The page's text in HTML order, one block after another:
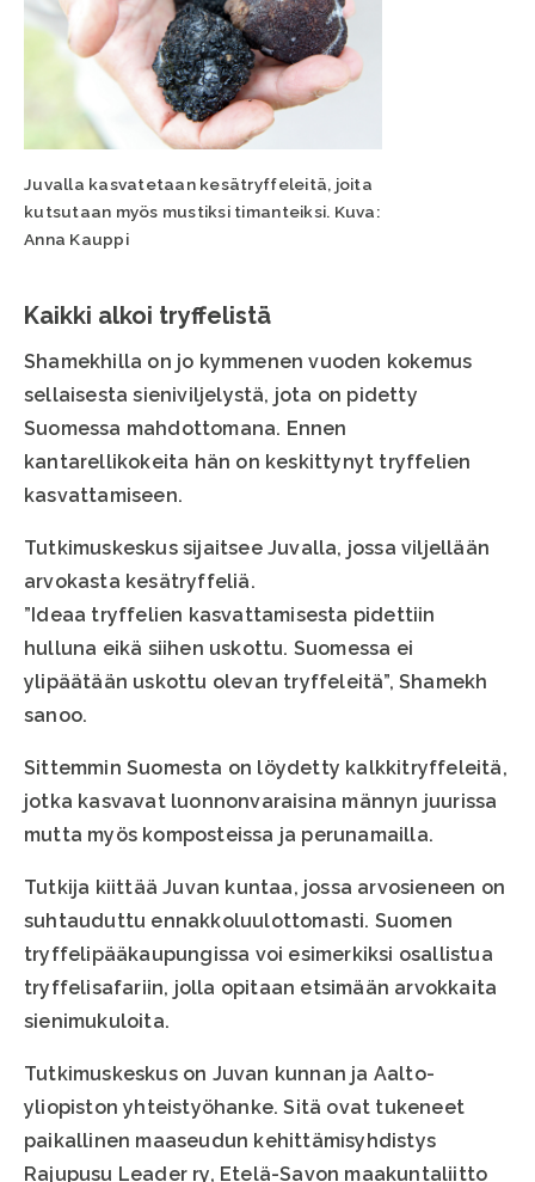
Juvalla kasvatetaan kesätryffeleitä, joita
kutsutaan myös mustiksi timanteiksi. Kuva:
Anna Kauppi
Kaikki alkoi tryffelistä
Shamekhilla on jo kymmenen vuoden kokemus
sellaisesta sieniviljelystä, jota on pidetty
Suomessa mahdottomana. Ennen
kantarellikokeita hän on keskittynyt tryffelien
kasvattamiseen.
Tutkimuskeskus sijaitsee Juvalla, jossa viljellään
arvokasta kesätryffeliä.
”Ideaa tryffelien kasvattamisesta pidettiin
hulluna eikä siihen uskottu. Suomessa ei
ylipäätään uskottu olevan tryffeleitä”, Shamekh
sanoo.
Sittemmin Suomesta on löydetty kalkkitryffeleitä,
jotka kasvavat luonnonvaraisina männyn juurissa
mutta myös komposteissa ja perunamailla.
Tutkija kiittää Juvan kuntaa, jossa arvosieneen on
suhtauduttu ennakkoluulottomasti. Suomen
tryffelipääkaupungissa voi esimerkiksi osallistua
tryffelisafariin, jolla opitaan etsimään arvokkaita
sienimukuloita.
Tutkimuskeskus on Juvan kunnan ja Aalto-
yliopiston yhteistyöhanke. Sitä ovat tukeneet
paikallinen maaseudun kehittämisyhdistys
Rajupusu Leader ry, Etelä-Savon maakuntaliitto